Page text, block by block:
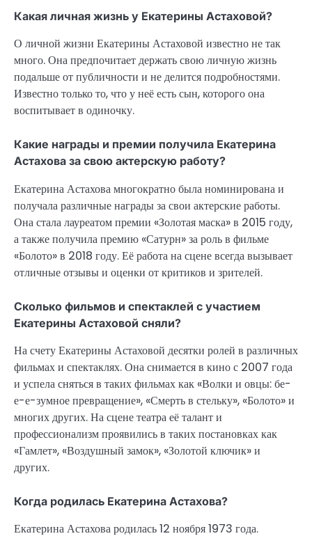
Какая личная жизнь у Екатерины Астаховой?
О личной жизни Екатерины Астаховой известно не так
много. Она предпочитает держать свою личную жизнь
подальше от публичности и не делится подробностями.
Известно только то, что у неё есть сын, которого она
воспитывает в одиночку.
Какие награды и премии получила Екатерина
Астахова за свою актерскую работу?
Екатерина Астахова многократно была номинирована и
получала различные награды за свои актерские работы.
Она стала лауреатом премии «Золотая маска» в 2015 году,
а также получила премию «Сатурн» за роль в фильме
«Болото» в 2018 году. Её работа на сцене всегда вызывает
отличные отзывы и оценки от критиков и зрителей.
Сколько фильмов и спектаклей с участием
Екатерины Астаховой сняли?
На счету Екатерины Астаховой десятки ролей в различных
фильмах и спектаклях. Она снимается в кино с 2007 года
и успела сняться в таких фильмах как «Волки и овцы: бе-
е-е-зумное превращение», «Смерть в стельку», «Болото» и
многих других. На сцене театра её талант и
профессионализм проявились в таких постановках как
«Гамлет», «Воздушный замок», «Золотой ключик» и
других.
Когда родилась Екатерина Астахова?
Екатерина Астахова родилась 12 ноября 1973 года.